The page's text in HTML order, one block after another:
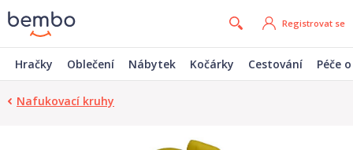
Registrovat se
Hračky Oblečení Nábytek Kočárky Cestování Péče
Nafukovací kruhy